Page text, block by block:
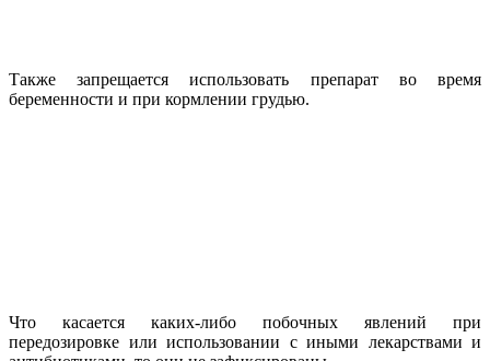
Также запрещается использовать препарат во время
беременности и при кормлении грудью.
Что касается каких-либо побочных явлений при
передозировке или использовании с иными лекарствами и